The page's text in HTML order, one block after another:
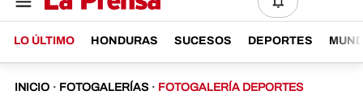
LO ÚLTIMO HONDURAS SUCESOS DEPORTES
INICIO · FOTOGALERÍAS · FOTOGALERÍA DEPORTES